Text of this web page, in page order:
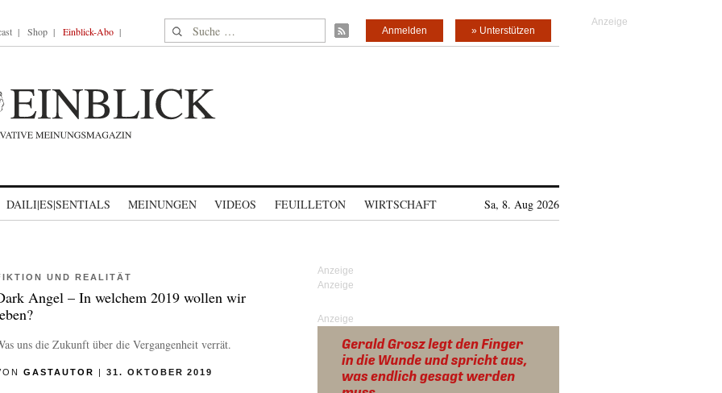
Shop Einblick-Abo Suche nach: » Unterstützen
Anmelden
DAILI|ES|SENTIALS MEINUNGEN VIDEOS FEUILLETON WIRTSCHAFT Sa, 8. Aug 2026
UND REALITÄT
Angel – In welchem 2019 wollen wir
uns die Zukunft über die Vergangenheit verrät.
GASTAUTOR | 31. OKTOBER 2019
Anzeige